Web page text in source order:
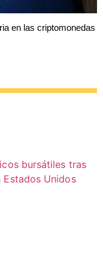
en las criptomonedas